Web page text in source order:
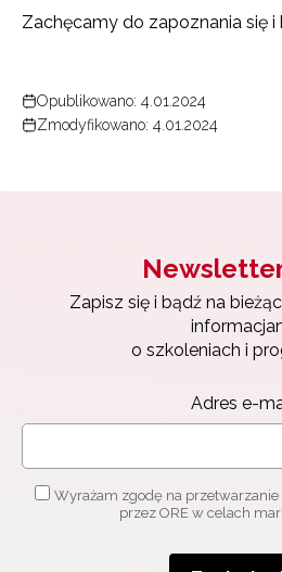
Zachęcamy do zapoznania się i
Opublikowano: 4.01.2024
Zmodyfikowano: 4.01.2024
Newsletter
Zapisz się i bądź na
o szkoleniach i
Adres e-
Wyrażam zgodę na
przez ORE w celach